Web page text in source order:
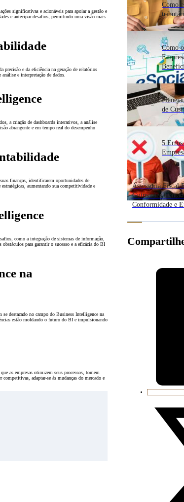
significativas e acionáveis para apoiar a gestão e
e antecipar desafios, permitindo uma visão mais
e da eficiência na geração de relatórios
e interpretação de dados.
a criação de dashboards interativos, a análise
abrangente e em tempo real do desempenho
finanças, identificarem oportunidades de
aumentando sua competitividade e
como a integração de sistemas de informação,
obstáculos para garantir o sucesso e a eficácia do BI
na
se destacado no campo do Business Intelligence na
estão moldando o futuro do BI e impulsionando
as empresas otimizem seus processos, tomem
adaptar-se às mudanças do mercado e
Como
Como
de
5 Erros
Assessoria Fiscal
Guimarães
Conformidade e